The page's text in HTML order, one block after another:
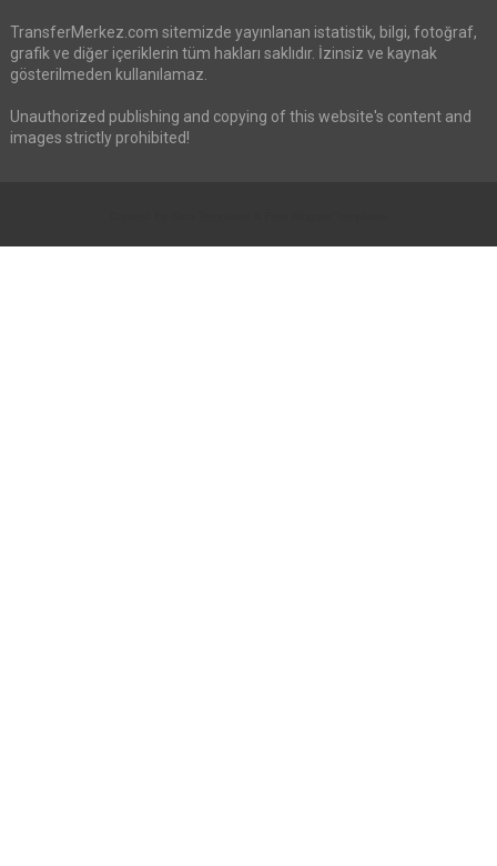
TransferMerkez.com sitemizde yayınlanan istatistik, bilgi, fotoğraf,
grafik ve diğer içeriklerin tüm hakları saklıdır. İzinsiz ve kaynak
gösterilmeden kullanılamaz.
Unauthorized publishing and copying of this website's content and
images strictly prohibited!